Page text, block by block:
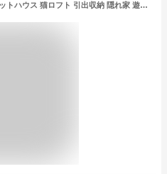
【日本製】猫 チェスト キャットハウス 猫ロフト 引出収納 隠れ家 遊び場 トンネル リラックス ベッド キャットタワー ボックス 北欧 ネコ ハウス CAT お家 猫砂 リビング 収納家具 棚 木製 木目 ウッド リビング シャビー 猫家具 国産品 完成品